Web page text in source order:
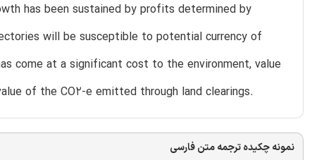
has been sustained by profits determined by
will be susceptible to potential currency of
come at a significant cost to the environment, value
of the CO2-e emitted through land clearings.
نمونه چکیده ترجمه متن فارسی